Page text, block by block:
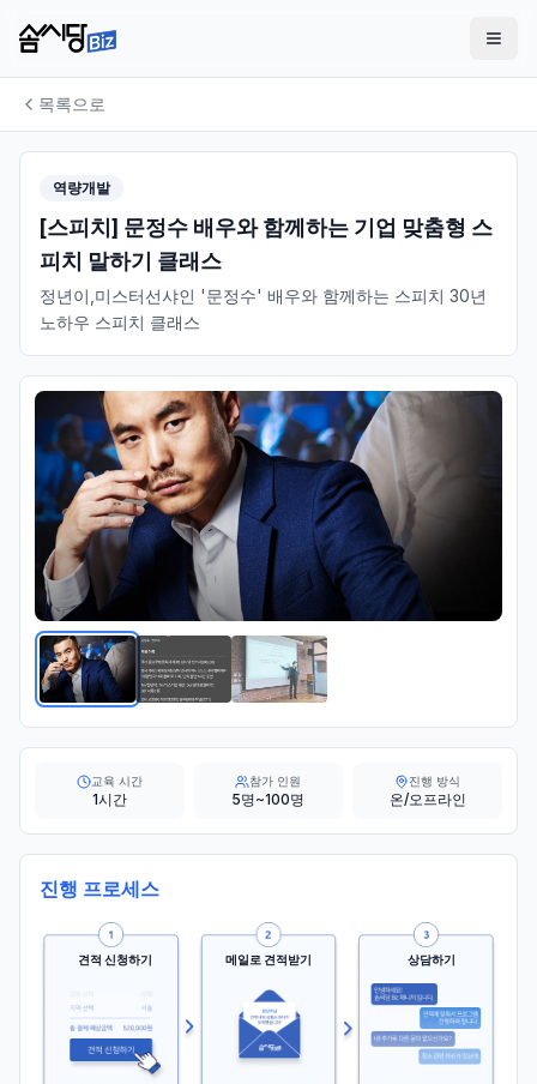
목록으로
역량개발
[스피치] 문정수 배우와 함께하는 기업 맞춤형 스
피치 말하기 클래스
정년이,미스터선샤인 '문정수' 배우와 함께하는 스피치 30년
노하우 스피치 클래스
교육 시간
1시간
참가 인원
5명~100명
진행 방식
온/오프라인
진행 프로세스
견적 신청하기 메일로 견적받기 상담하기